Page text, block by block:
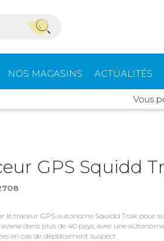
Trouvez
d'offres
E-mail
NOS MAGASINS ACTUALITÉS
Vous
GPS Squidd
le traceur GPS autonome Squidd Trak pour
dans plus de 40 pays, avec une
en cas de déplacement suspect.